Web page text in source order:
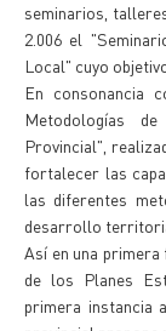
seminarios,
2.006 el
Local" cuyo
En consonancia
Metodologías
Provincial",
fortalecer las
las diferentes
desarrollo
Así en una primera
de los Planes
primera instancia